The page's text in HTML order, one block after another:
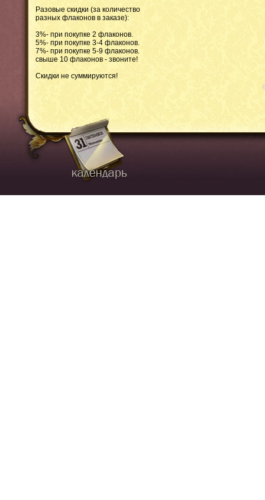
Разовые скидки (за количество
разных флаконов в заказе):
3%- при покупке 2 флаконов.
5%- при покупке 3-4 флаконов.
7%- при покупке 5-9 флаконов.
свыше 10 флаконов - звоните!
Скидки не суммируются!